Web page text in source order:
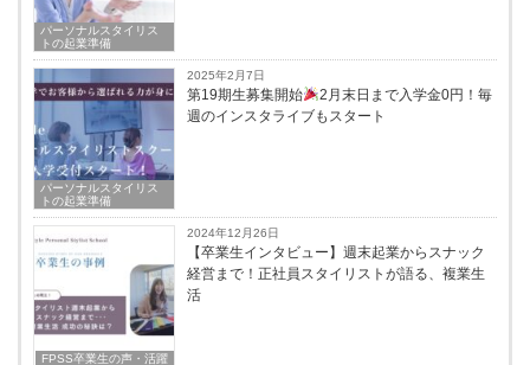
パーソナルスタイリス
トの起業準備
パーソナルスタイリス
トの起業準備
2025年2月7日
第19期生募集開始
2月末日まで入学金0円！毎
週のインスタライブもスタート
FPSS卒業⽣の声・活躍
2024年12月26日
【卒業生インタビュー】週末起業からスナック
経営まで！正社員スタイリストが語る、複業生
活